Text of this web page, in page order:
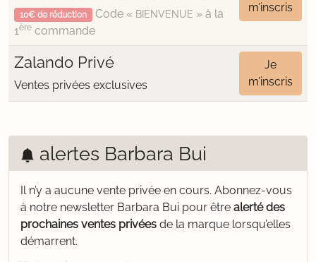
10€ de réduction Code « BIENVENUE » à la
1ère commande
m’inscris
Zalando Privé
Ventes privées exclusives
Je
m’inscris
alertes Barbara Bui
Il n’y a aucune vente privée en cours. Abonnez-vous
à notre newsletter Barbara Bui pour être alerté des
prochaines ventes privées de la marque lorsqu’elles
démarrent.